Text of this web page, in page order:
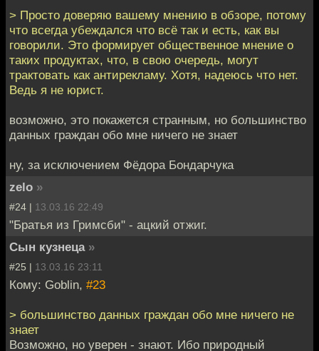
> Просто доверяю вашему мнению в обзоре, потому
что всегда убеждался что всё так и есть, как вы
говорили. Это формирует общественное мнение о
таких продуктах, что, в свою очередь, могут
трактовать как антирекламу. Хотя, надеюсь что нет.
Ведь я не юрист.
возможно, это покажется странным, но большинство
данных граждан обо мне ничего не знает
ну, за исключением Фёдора Бондарчука
zelo »
#24 | 13.03.16 22:49
"Братья из Гримсби" - ацкий отжиг.
Сын кузнеца »
#25 | 13.03.16 23:11
Кому: Goblin, #23
> большинство данных граждан обо мне ничего не
знает
Возможно, но уверен - знают. Ибо природный